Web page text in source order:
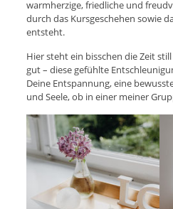
warmherzige, friedliche und
durch das Kursgeschehen sowie
entsteht.
Hier steht ein bisschen die Zeit
gut – diese gefühlte
Deine Entspannung, eine
und Seele, ob in einer meiner